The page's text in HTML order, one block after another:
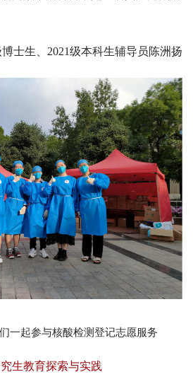
博士生、2021级本科生辅导员陈洲扬
一起参与核酸检测登记志愿服务
生教育探索与实践